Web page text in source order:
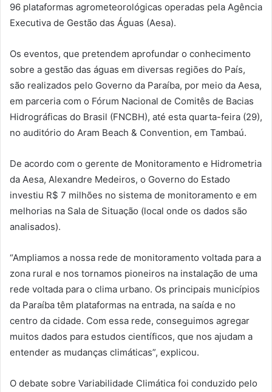
96 plataformas agrometeorológicas operadas pela Agência
Executiva de Gestão das Águas (Aesa).
Os eventos, que pretendem aprofundar o conhecimento
sobre a gestão das águas em diversas regiões do País,
são realizados pelo Governo da Paraíba, por meio da Aesa,
em parceria com o Fórum Nacional de Comitês de Bacias
Hidrográficas do Brasil (FNCBH), até esta quarta-feira (29),
no auditório do Aram Beach & Convention, em Tambaú.
De acordo com o gerente de Monitoramento e Hidrometria
da Aesa, Alexandre Medeiros, o Governo do Estado
investiu R$ 7 milhões no sistema de monitoramento e em
melhorias na Sala de Situação (local onde os dados são
analisados).
“Ampliamos a nossa rede de monitoramento voltada para a
zona rural e nos tornamos pioneiros na instalação de uma
rede voltada para o clima urbano. Os principais municípios
da Paraíba têm plataformas na entrada, na saída e no
centro da cidade. Com essa rede, conseguimos agregar
muitos dados para estudos científicos, que nos ajudam a
entender as mudanças climáticas”, explicou.
O debate sobre Variabilidade Climática foi conduzido pelo